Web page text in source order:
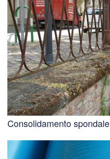
Consolidamento spondale